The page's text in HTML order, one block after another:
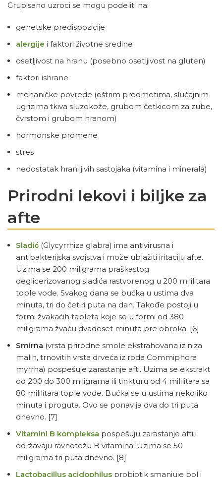
Grupisano uzroci se mogu podeliti na:
genetske predispozicije
alergije i faktori životne sredine
osetljivost na hranu (posebno osetljivost na gluten)
faktori ishrane
mehaničke povrede (oštrim predmetima, slučajnim
ugrizima tkiva sluzokože, grubom četkicom za zube,
čvrstom i grubom hranom)
hormonske promene
stres
nedostatak hraniljivih sastojaka (vitamina i minerala)
Prirodni lekovi i biljke za
afte
Sladić (Glycyrrhiza glabra) ima antivirusna i
antibakterijska svojstva i može ublažiti iritaciju afte.
Uzima se 200 miligrama praškastog
deglicerizovanog sladića rastvorenog u 200 mililitara
tople vode. Svakog dana se bućka u ustima dva
minuta, tri do četiri puta na dan. Takođe postoji u
formi žvakaćih tableta koje se u formi od 380
miligrama žvaću dvadeset minuta pre obroka. [6]
Smirna (vrsta prirodne smole ekstrahovana iz niza
malih, trnovitih vrsta drveća iz roda Commiphora
myrrha) pospešuje zarastanje afti. Uzima se ekstrakt
od 200 do 300 miligrama ili tinkturu od 4 mililitara sa
80 mililitara tople vode. Bućka se u ustima nekoliko
minuta i proguta. Ovo se ponavlja dva do tri puta
dnevno. [7]
Vitamini B kompleksa pospešuju zarastanje afti i
održavaju ravnotežu B vitamina. Uzima se 50
miligrama tri puta dnevno. [8]
Lactobacillus acidophilus probiotik smanjuje bol i